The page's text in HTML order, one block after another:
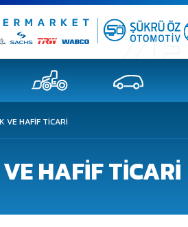
VE HAFIF TICARI
HAFIF TICARI